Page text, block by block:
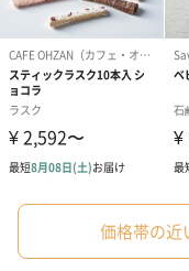
ハンドクリーム3本セッ
ト【ありがとう】
（1,100円）
価格帯の近